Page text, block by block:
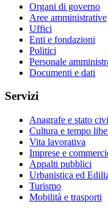
Organi di governo
Aree amministrative
Uffici
Enti e fondazioni
Politici
Personale
Documenti e dati
Servizi
Anagrafe e stato
Cultura e tempo
Vita lavorativa
Imprese e
Appalti pubblici
Urbanistica ed
Turismo
Mobilità e trasporti